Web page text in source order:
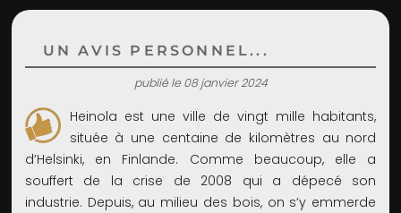
UN AVIS PERSONNEL...
publié le 08 janvier 2024
Heinola est une ville de vingt mille habitants,
située à une centaine de kilomètres au nord
d’Helsinki, en Finlande. Comme beaucoup, elle a
souffert de la crise de 2008 qui a dépecé son
industrie. Depuis, au milieu des bois, on s’y emmerde